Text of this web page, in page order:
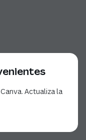
Actualiza la